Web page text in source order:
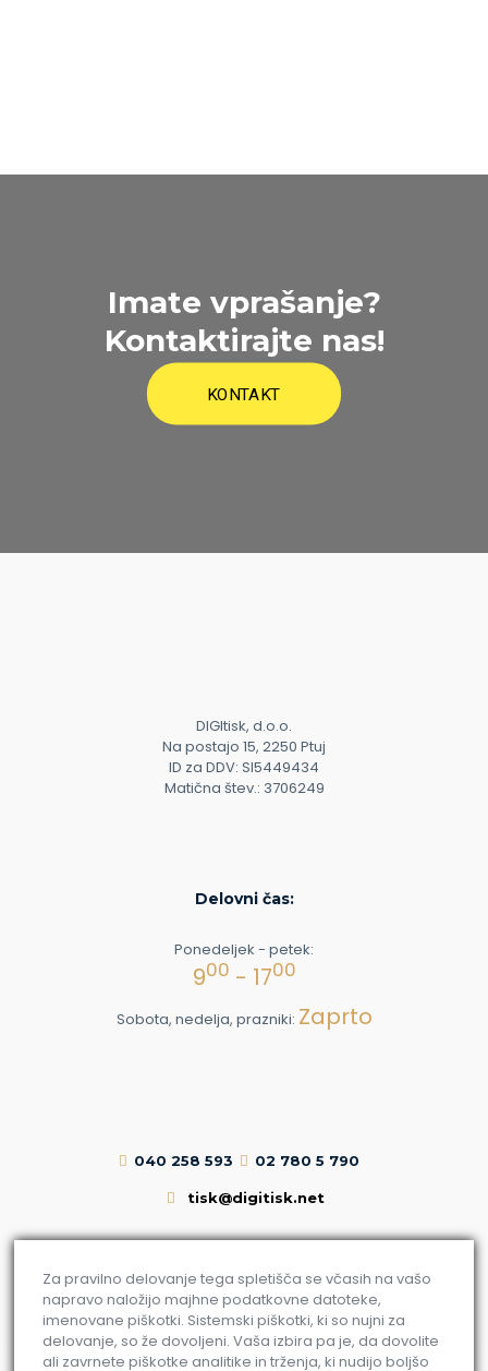
Imate vprašanje?
Kontaktirajte nas!
KONTAKT
DIGItisk, d.o.o.
Na postajo 15, 2250 Ptuj
ID za DDV: SI5449434
Matična štev.: 3706249
Delovni čas:
Ponedeljek - petek:
900 - 1700
Sobota, nedelja, prazniki: Zaprto
040 258 593 02 780 5 790
tisk@digitisk.net
Za pravilno delovanje tega spletišča se včasih na vašo
napravo naložijo majhne podatkovne datoteke,
imenovane piškotki. Sistemski piškotki, ki so nujni za
delovanje, so že dovoljeni. Vaša izbira pa je, da dovolite
ali zavrnete piškotke analitike in trženja, ki nudijo boljšo